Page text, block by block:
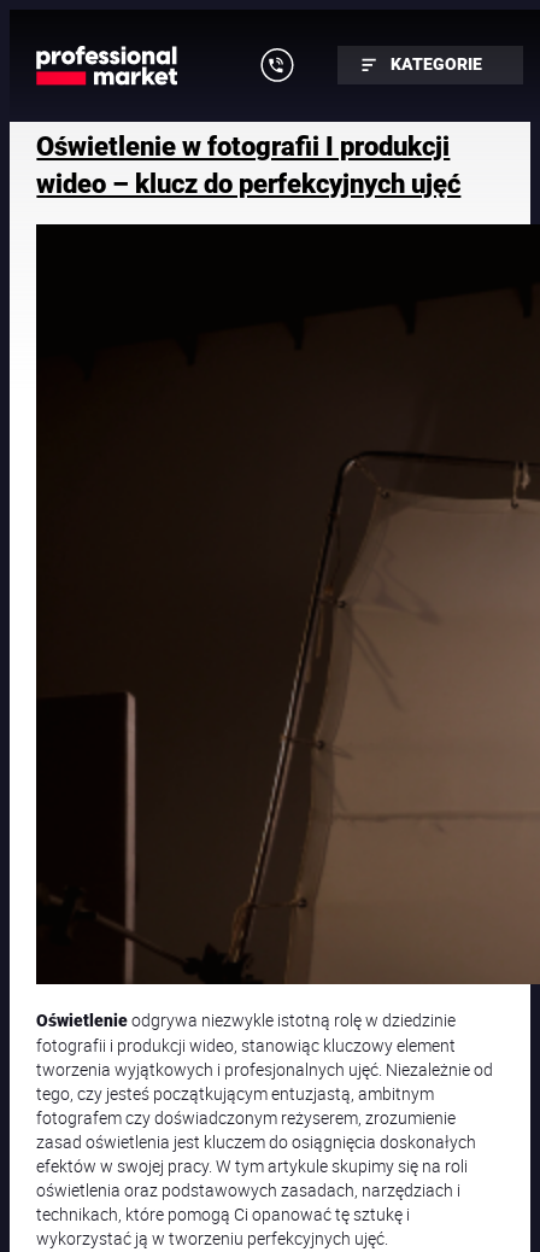
treści
KATEGORIE
Oświetlenie w fotografii I produkcji
wideo – klucz do perfekcyjnych ujęć
Oświetlenieodgrywa niezwykle istotną rolę w dziedzinie
fotografii i produkcji wideo, stanowiąc kluczowy element
tworzenia wyjątkowych i profesjonalnych ujęć. Niezależnie od
tego, czy jesteś początkującym entuzjastą, ambitnym
fotografem czy doświadczonym reżyserem, zrozumienie
zasad oświetlenia jest kluczem do osiągnięcia doskonałych
efektów w swojej pracy. W tym artykule skupimy się na roli
oświetlenia oraz podstawowych zasadach, narzędziach i
technikach, które pomogą Ci opanować tę sztukę i
wykorzystać ją w tworzeniu perfekcyjnych ujęć.